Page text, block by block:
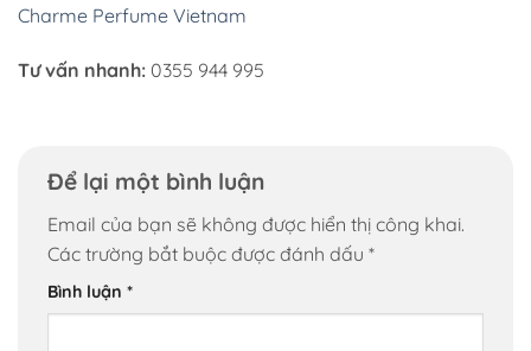
Charme Perfume Vietnam
Tư vấn nhanh: 0355 944 995
Để lại một bình luận
Email của bạn sẽ không được hiển thị công khai.
Các trường bắt buộc được đánh dấu *
Bình luận *